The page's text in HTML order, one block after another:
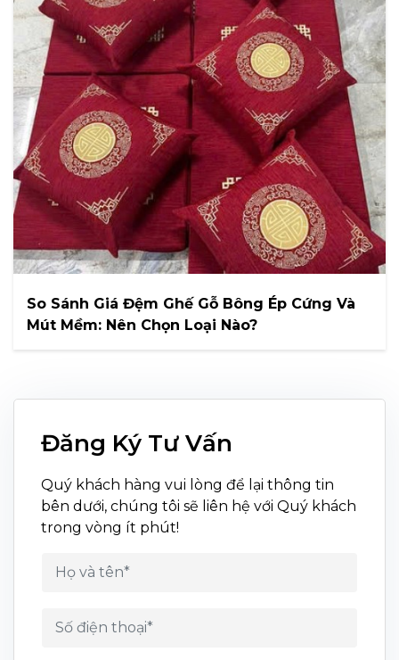
So Sánh Giá Đệm Ghế Gỗ Bông Ép Cứng Và
Mút Mềm: Nên Chọn Loại Nào?
Đăng Ký Tư Vấn
Quý khách hàng vui lòng để lại thông tin
bên dưới, chúng tôi sẽ liên hệ với Quý khách
trong vòng ít phút!